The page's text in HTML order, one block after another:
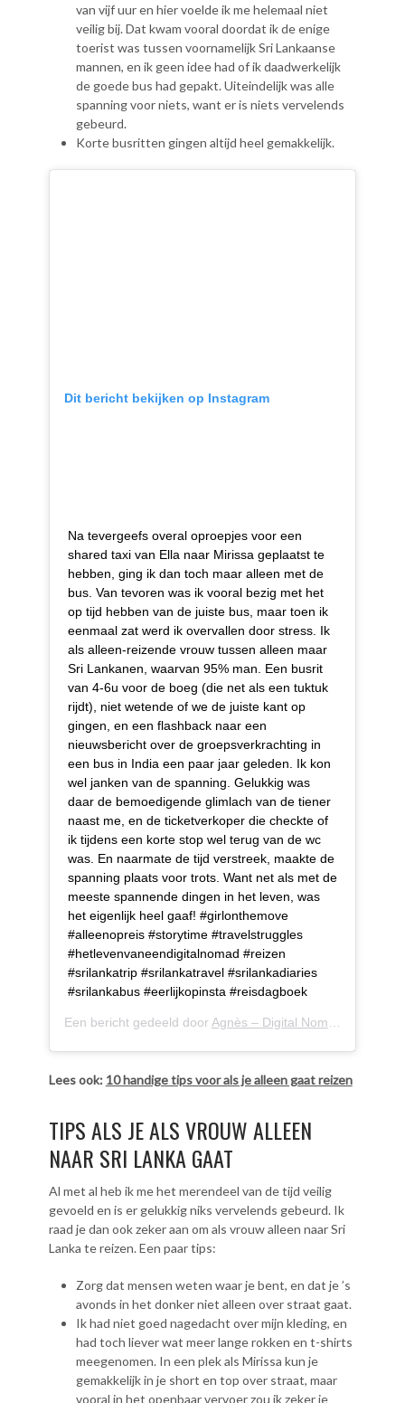
van vijf uur en hier voelde ik me helemaal niet
veilig bij. Dat kwam vooral doordat ik de enige
toerist was tussen voornamelijk Sri Lankaanse
mannen, en ik geen idee had of ik daadwerkelijk
de goede bus had gepakt. Uiteindelijk was alle
spanning voor niets, want er is niets vervelends
gebeurd.
Korte busritten gingen altijd heel gemakkelijk.
Dit bericht bekijken op Instagram
Na tevergeefs overal oproepjes voor een
shared taxi van Ella naar Mirissa geplaatst te
hebben, ging ik dan toch maar alleen met de
bus. Van tevoren was ik vooral bezig met het
op tijd hebben van de juiste bus, maar toen ik
eenmaal zat werd ik overvallen door stress. Ik
als alleen-reizende vrouw tussen alleen maar
Sri Lankanen, waarvan 95% man. Een busrit
van 4-6u voor de boeg (die net als een tuktuk
rijdt), niet wetende of we de juiste kant op
gingen, en een flashback naar een
nieuwsbericht over de groepsverkrachting in
een bus in India een paar jaar geleden. Ik kon
wel janken van de spanning. Gelukkig was
daar de bemoedigende glimlach van de tiener
naast me, en de ticketverkoper die checkte of
ik tijdens een korte stop wel terug van de wc
was. En naarmate de tijd verstreek, maakte de
spanning plaats voor trots. Want net als met de
meeste spannende dingen in het leven, was
het eigenlijk heel gaaf! #girlonthemove
#alleenopreis #storytime #travelstruggles
#hetlevenvaneendigitalnomad #reizen
#srilankatrip #srilankatravel #srilankadiaries
#srilankabus #eerlijkopinsta #reisdagboek
Een bericht gedeeld door Agnès – Digital Nomad
Lees ook: 10 handige tips voor als je alleen gaat reizen
TIPS ALS JE ALS VROUW ALLEEN
NAAR SRI LANKA GAAT
Al met al heb ik me het merendeel van de tijd veilig
gevoeld en is er gelukkig niks vervelends gebeurd. Ik
raad je dan ook zeker aan om als vrouw alleen naar Sri
Lanka te reizen. Een paar tips:
Zorg dat mensen weten waar je bent, en dat je ’s
avonds in het donker niet alleen over straat gaat.
Ik had niet goed nagedacht over mijn kleding, en
had toch liever wat meer lange rokken en t-shirts
meegenomen. In een plek als Mirissa kun je
gemakkelijk in je short en top over straat, maar
vooral in het openbaar vervoer zou ik zeker je